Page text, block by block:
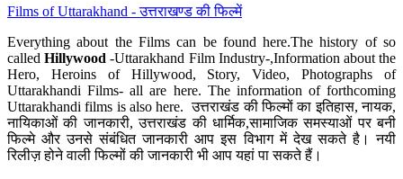
Films of Uttarakhand - उत्तराखण्ड की फिल्में
Everything about the Films can be found here.The history of so
calledHillywood-Uttarakhand Film Industry-,Information about the
Hero, Heroins of Hillywood, Story, Video, Photographs of
Uttarakhandi Films- all are here. The information of forthcoming
Uttarakhandi films is also here. उत्तराखंड की फिल्मों का इतिहास, नायक,
नायिकाओं की जानकारी, उत्तराखंड की धार्मिक,सामाजिक समस्याओं पर बनी
फिल्मे और उनसे संबंधित जानकारी आप इस विभाग में देख सकते है। नयी
रिलीज़ होने वाली फिल्मों की जानकारी भी आप यहां पा सकते हैं।